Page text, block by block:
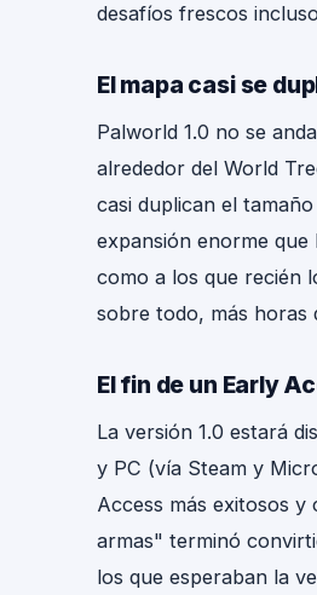
desafíos frescos
El mapa casi se
Palworld 1.0 no se
alrededor del World
casi duplican el
expansión enorme
como a los que recién
sobre todo, más horas
El fin de un Early
La versión 1.0 estará
y PC (vía Steam y
Access más exitosos
armas" terminó
los que esperaban la